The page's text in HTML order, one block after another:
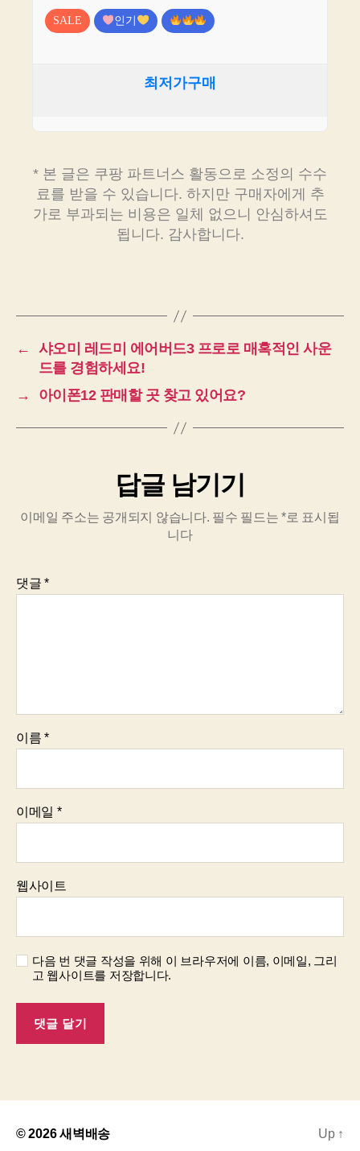
SALE 인기
최저가구매
* 본 글은 쿠팡 파트너스 활동으로 소정의 수수
료를 받을 수 있습니다. 하지만 구매자에게 추
가로 부과되는 비용은 일체 없으니 안심하셔도
됩니다. 감사합니다.
←
샤오미 레드미 에어버드3 프로로 매혹적인 사운
드를 경험하세요!
→
아이폰12 판매할 곳 찾고 있어요?
답글 남기기
이메일 주소는 공개되지 않습니다. 필수 필드는*로 표시됩
니다
댓글*
이름*
이메일 *
웹사이트
다음 번 댓글 작성을 위해 이 브라우저에 이름, 이메일, 그리
고 웹사이트를 저장합니다.
© 2026새벽배송 Up ↑